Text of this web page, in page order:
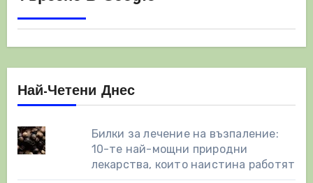
Най-Четени Днес
Билки за лечение на възпаление:
10-те най-мощни природни
лекарства, които наистина работят